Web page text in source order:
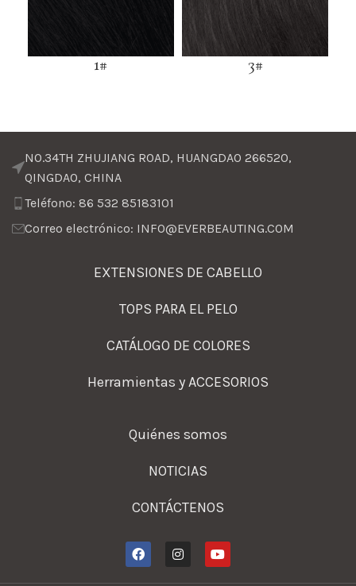
1# 3#
NO.34TH ZHUJIANG ROAD, HUANGDAO 266520,
QINGDAO, CHINA
Teléfono: 86 532 85183101
Correo electrónico: INFO@EVERBEAUTING.COM
EXTENSIONES DE CABELLO
TOPS PARA EL PELO
CATÁLOGO DE COLORES
Herramientas y ACCESORIOS
Quiénes somos
NOTICIAS
CONTÁCTENOS